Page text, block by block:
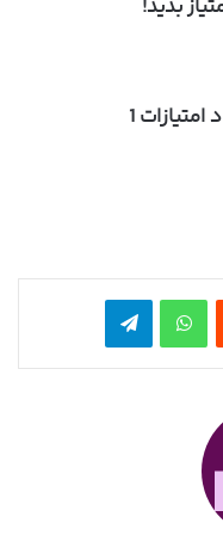
بدید!
1
‫رددیت واتس آپ تلگرام